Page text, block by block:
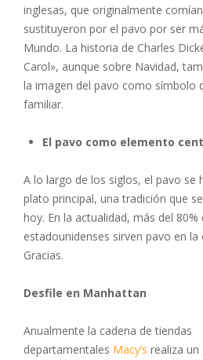
inglesas, que originalmente
sustituyeron por el pavo por ser
Mundo. La historia de Charles
Carol», aunque sobre Navidad,
la imagen del pavo como símbolo
familiar.
El pavo como elemento
A lo largo de los siglos, el pavo se
plato principal, una tradición que
hoy. En la actualidad, más del
estadounidenses sirven pavo en la
Gracias.
Desfile en Manhattan
Anualmente la cadena de tiendas
departamentales Macy’s realiza un